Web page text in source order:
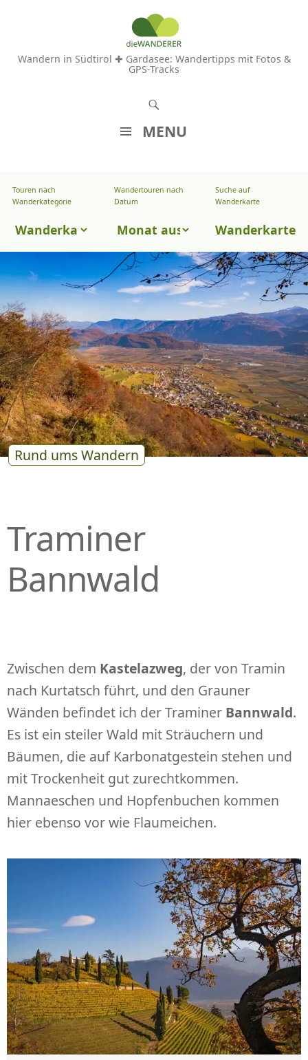
Wandern in Südtirol ✚ Gardasee: Wandertipps mit Fotos &
GPS-Tracks
MENU
M
A
L
T
P
R
I
N
G
E
N
Touren nach
Wanderkategorie
Touren
Wanderkategorie
Wandertouren nach
Datum
Wandertouren
Datum
Suche auf
Wanderkarte
Wanderkarte
Rund ums Wandern
Traminer
Bannwald
Zwischen dem Kastelazweg, der von Tramin
nach Kurtatsch führt, und den Grauner
Wänden befindet ich der Traminer Bannwald.
Es ist ein steiler Wald mit Sträuchern und
Bäumen, die auf Karbonatgestein stehen und
mit Trockenheit gut zurechtkommen.
Mannaeschen und Hopfenbuchen kommen
hier ebenso vor wie Flaumeichen.